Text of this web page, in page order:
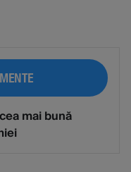
mai bună